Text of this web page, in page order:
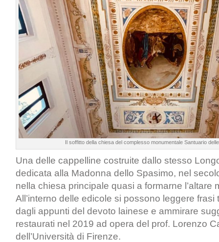
Il soffitto della chiesa del complesso monumentale Santuario
Una delle cappelline costruite dallo stesso
dedicata alla Madonna dello Spasimo, nel
nella chiesa principale quasi a formarne l’altare
All’interno delle edicole si possono leggere frasi
dagli appunti del devoto lainese e ammirare
restaurati nel 2019 ad opera del prof. Lorenzo
dell’Università di Firenze.